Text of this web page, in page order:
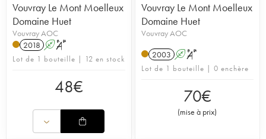
Vouvray Le Mont Moelleux
Domaine Huet
Vouvray AOC
2018 A S
Lot de 1 bouteille | 12 en stock
48€
Vouvray Le Mont Moelleux
Domaine Huet
Vouvray AOC
2003 A S
Lot de 1 bouteille | 0 enchère
70€
(mise à prix)